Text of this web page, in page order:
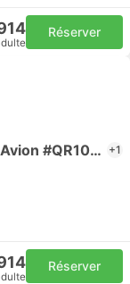
Réserver
Classe économique | Avion #QR1067 +1
Réserver